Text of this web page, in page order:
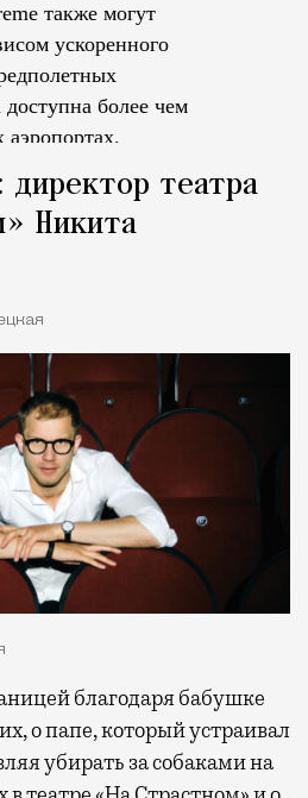
также могут
ускоренного
доступна более чем
аэропортах.
директор театра
Никита
о папе, который устраивал
убирать за собаками на